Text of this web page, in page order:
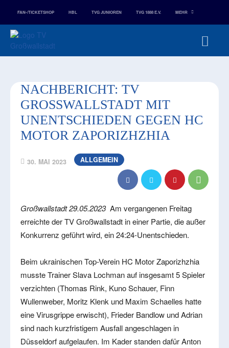
FAN-/TICKETSHOP HBL TVG JUNIOREN TVG 1888 E.V. MEHR
NACHBERICHT: TV
GROSSWALLSTADT MIT U
NENTSCHIEDEN GEGEN HC M
OTOR ZAPORIZHZHIA
30. MAI 2023 ALLGEMEIN
Großwallstadt 29.05.2023 Am vergangenen Freitag
erreichte der TV Großwallstadt in einer Partie, die außer
Konkurrenz geführt wird, ein 24:24-Unentschieden.
Beim ukrainischen Top-Verein HC Motor Zaporizhzhia
musste Trainer Slava Lochman auf insgesamt 5 Spieler
verzichten (Thomas Rink, Kuno Schauer, Finn
Wullenweber, Moritz Klenk und Maxim Schaelles hatte
eine Virusgrippe erwischt), Frieder Bandlow und Adrian
sind nach kurzfristigem Ausfall angeschlagen in
Düsseldorf aufgelaufen. Im Kader standen dafür Anton